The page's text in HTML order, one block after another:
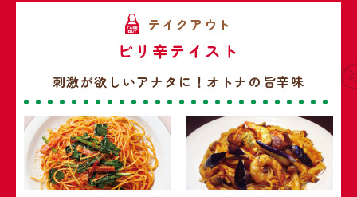
ピリ辛テイスト
刺激が欲しいアナタに！オトナの旨辛味